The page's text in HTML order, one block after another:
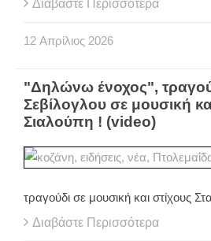
Διαβάστε Περισσότερα
12 Απρίλιος 2026
"Δηλώνω ένοχος",
Σεβίλογλου σε μουσική
Σιαλούπη ! (video)
τραγούδι σε μουσική και στίχους
Διαβάστε Περισσότερα